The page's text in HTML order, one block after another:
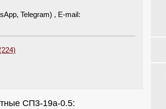
Telegram) , E-mail:
СП3-19а-0.5: